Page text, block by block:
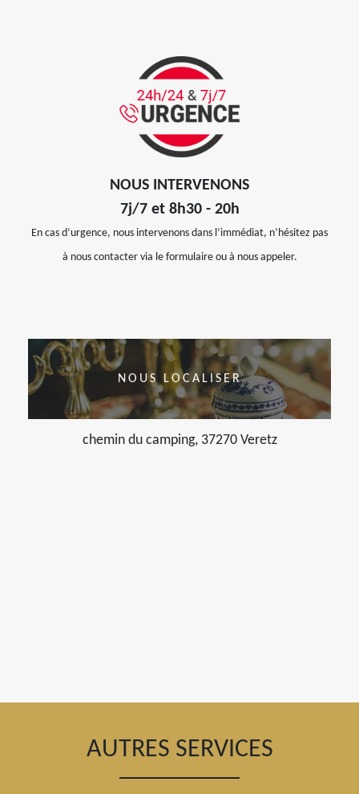
NOUS INTERVENONS
7j/7 et 8h30 - 20h
En cas d’urgence, nous intervenons dans l’immédiat, n’hésitez pas
à nous contacter via le formulaire ou à nous appeler.
NOUS LOCALISER
chemin du camping, 37270 Veretz
AUTRES SERVICES